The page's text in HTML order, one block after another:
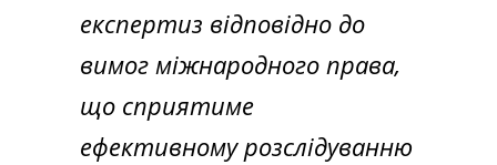
експертиз відповідно до
вимог міжнародного права,
що сприятиме
ефективному розслідуванню